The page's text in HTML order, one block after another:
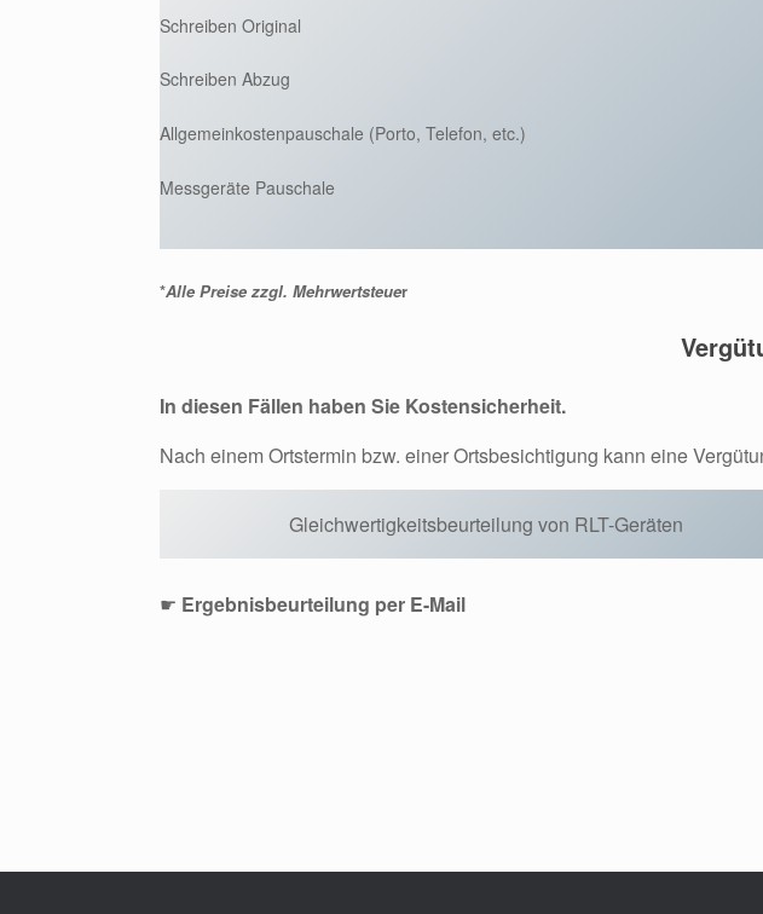
Schreiben Original
Schreiben Abzug
Allgemeinkostenpauschale (Porto, Telefon, etc.)
Messgeräte Pauschale
*Alle Preise zzgl. Mehrwertsteuer
In diesen Fällen haben Sie Kostensicherheit.
Nach einem Ortstermin bzw. einer Ortsbesichtigung kann eine
Gleichwertigkeitsbeurteilung von RLT-Geräten
☛ Ergebnisbeurteilung per E-Mail